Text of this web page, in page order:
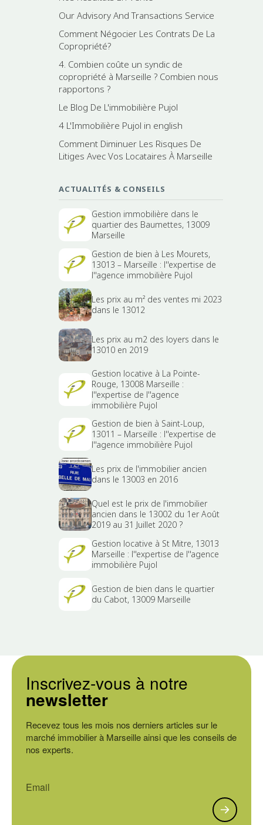
Our Advisory And Transactions Service
Comment Négocier Les Contrats De La
Copropriété?
4. Combien coûte un syndic de
copropriété à Marseille ? Combien nous
rapportons ?
Le Blog De L'immobilière Pujol
4 L'Immobilière Pujol in english
Comment Diminuer Les Risques De
Litiges Avec Vos Locataires À Marseille
ACTUALITÉS & CONSEILS
Gestion immobilière dans le
quartier des Baumettes, 13009
Marseille
Gestion de bien à Les Mourets,
13013 – Marseille : l''expertise de
l''agence immobilière Pujol
Les prix au m² des ventes mi 2023
dans le 13012
Les prix au m2 des loyers dans le
13010 en 2019
Gestion locative à La Pointe-
Rouge, 13008 Marseille :
l''expertise de l''agence
immobilière Pujol
Gestion de bien à Saint-Loup,
13011 – Marseille : l''expertise de
l''agence immobilière Pujol
Les prix de l'immobilier ancien
dans le 13003 en 2016
Quel est le prix de l'immobilier
ancien dans le 13002 du 1er Août
2019 au 31 Juillet 2020 ?
Gestion locative à St Mitre, 13013
Marseille : l''expertise de l''agence
immobilière Pujol
Gestion de bien dans le quartier
du Cabot, 13009 Marseille
Inscrivez-vous à notre
newsletter
Recevez tous les mois nos derniers articles sur le
marché immobilier à Marseille ainsi que les conseils de
nos experts.